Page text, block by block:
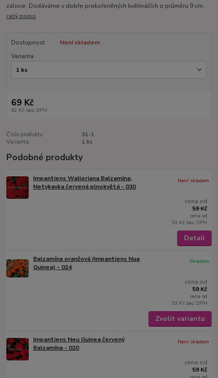
zálivce. Dodáváme v dobře prokořeněných květináčích o průměru 9 cm.
celý popis
Dostupnost
Není skladem
Varianta
69 Kč
62 Kč bez DPH
Číslo produktu:
31-1
Varianta:
1 ks
Podobné produkty
Impantiens Walleriana Balzamína,
Netykavka červená plnokvětá - 030
cena od
59 Kč
cena od
53 Kč bez DPH
Není skladem
Detail
Balzamína oranžová (Impantiens Nua
Guinea) - 024
cena od
59 Kč
cena od
53 Kč bez DPH
Skladem
Zvolit variantu
Impantiens Neu Guinea červený
Balzamína - 020
cena od
59 Kč
Není skladem